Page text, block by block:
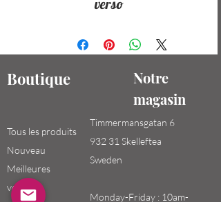
verso
Boutique
Notre
magasin
Tous les produits
Nouveau
Meilleures
ventes
Timmermansgatan 6
932 31 Skelleftea
Sweden
Monday-Friday : 10am-